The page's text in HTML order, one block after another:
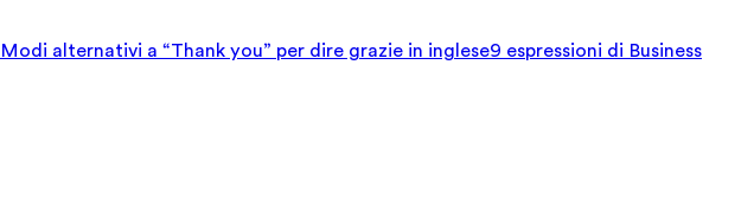
Modi alternativi a “Thank you” per dire grazie in inglese9 espressioni di Business